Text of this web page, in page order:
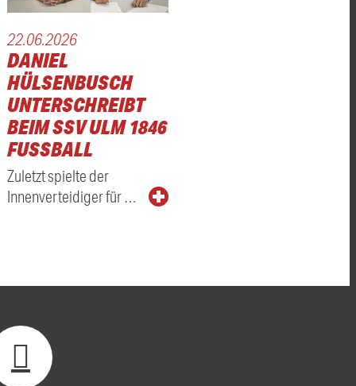
22.06.2026
DANIEL
HÜLSENBUSCH
UNTERSCHREIBT
BEIM SSV ULM 1846
FUSSBALL
Zuletzt spielte der
Innenverteidiger für …